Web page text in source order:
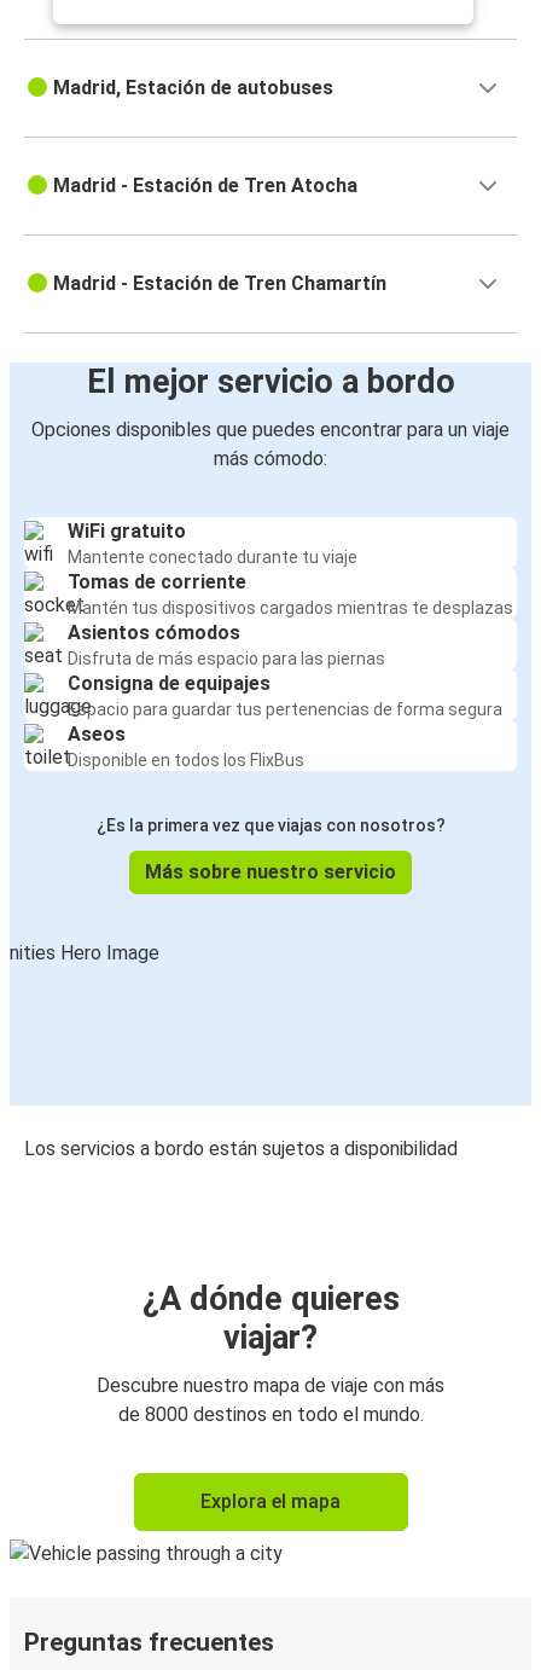
Madrid, Estación de autobuses
Madrid - Estación de Tren Atocha
Madrid - Estación de Tren Chamartín
El mejor servicio a bordo
Opciones disponibles que puedes encontrar para un viaje
más cómodo:
WiFi gratuito
Mantente conectado durante tu viaje
Tomas de corriente
Mantén tus dispositivos cargados mientras te desplazas
Asientos cómodos
Disfruta de más espacio para las piernas
Consigna de equipajes
Espacio para guardar tus pertenencias de forma segura
Aseos
Disponible en todos los FlixBus
¿Es la primera vez que viajas con nosotros?
Más sobre nuestro servicio
Los servicios a bordo están sujetos a disponibilidad
¿A dónde quieres
viajar?
Descubre nuestro mapa de viaje con más
de 8000 destinos en todo el mundo.
Explora el mapa
Preguntas frecuentes